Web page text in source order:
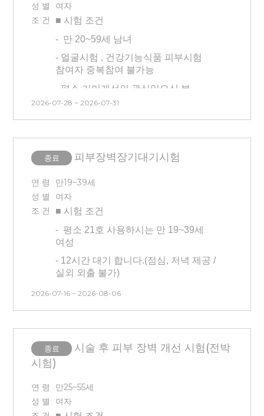
금요일에 입금됩니다.
B&A 대상자 모집 조건 (B&A촬영 시
(V1, V4, V5 B&A 촬영)
1) 피어싱이 없으신 분
2) 가발 착용 시 제거 후 진행
3) 시험 기간 중
5) B&A 진행 시 승무원 헤어스타일로
진행(헤어에 왁스 사용 가능하신 분)
6)초상권 동의
최근 3일 이내, 어플 미사용, 무보정,
있을 시 해당 부위 사진도 함께 첨부
흉터/타투가 있으신 분은 제외
- 본인 부주의(눈썹 문신, 속눈썹 펌,
눈썹 염색 등)로 인한 시험 탈락의 경우
교통비 지급이 어렵습니다.
- 본 시험은 시간, 날짜 변경이
불가능합니다. 방문일 확인 후 신청해
주시기 바랍니다
금요일에 입금됩니다.
추가 지급(평소 면도를 하는 사람,
1) 피어싱이 없으신 분
2) 얼굴에 타투가 없는 분
3) B&A 스튜디오 촬영 대상자 선정을
위해 모집 시 셀카 보내주셔야 합니다.
(어플X, 필터X, 메이크업X, 자연광
아래, 3일 이내 찍은 얼굴 정면이 잘
동의한 것으로 간주됩니다.
**추후 취소 불가합니다.
6) 시험 기간 중 헤어스타일 변경X,
속눈썹 시술 등 변경불가
초상권 동의하시는 분(사진 보내시면
성 별
여자
조 건
■ 시험 조건
- 만 20~59세 남녀
- 얼굴시험 , 건강기능식품 피부시험
참여자 중복참여 불가능
평소 기미개선의 관심있으신 분
- 3개월 내 시술 경험이 없는 사람(피부
관련 시술 및 속눈썹 연장, 눈썹문신,
2026-07-28 ~ 2026-07-31
종료 피부장벽장기대기시험
연 령
만19~39세
성 별
여자
조 건
■ 시험 조건
- 평소 21호 사용하시는 만 19~39세
여성
- 12시간 대기 합니다.(점심, 저녁 제공 /
실외 외출 불가)
세안 불가(1일 후 세안하지 않고
방문)★
- 3개월 내 시술 경험이 없는 사람(피부
관련 시술 및 피부 관리 모두 없는 분)
참여자 불가능)
- 본 시험은 시간, 날짜 변경이
2026-07-16 ~ 2026-08-06
종료
시술 후 피부 장벽 개선 시험(전박
시험)
연 령
만25~55세
성 별
여자